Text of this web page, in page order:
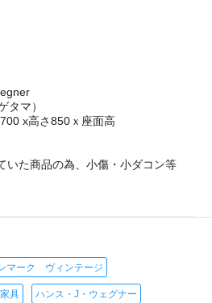
タマ）
x高さ850ｘ座面高
た商品の為、小傷・小ダコン等
マーク ヴィンテージ
具 ハンス・J・ウェグナー